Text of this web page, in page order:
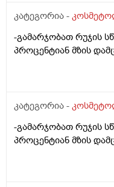
კატეგორია -
-გამარჯობათ რუჯის
პროცენტიან მზის
კატეგორია -
-გამარჯობათ რუჯის
პროცენტიან მზის